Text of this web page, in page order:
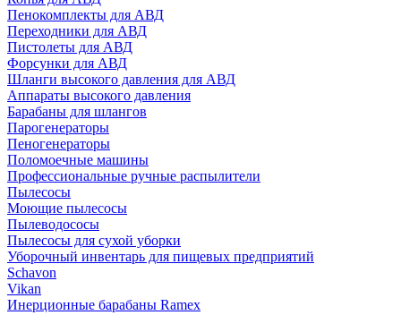
Пенокомплекты для АВД
Переходники для АВД
Пистолеты для АВД
Форсунки для АВД
Шланги высокого давления для АВД
Аппараты высокого давления
Барабаны для шлангов
Парогенераторы
Пеногенераторы
Поломоечные машины
Профессиональные ручные распылители
Пылесосы
Моющие пылесосы
Пылеводососы
Пылесосы для сухой уборки
Уборочный инвентарь для пищевых предприятий
Schavon
Vikan
Инерционные барабаны Ramex